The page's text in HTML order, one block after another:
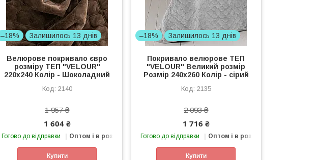
–18% Залишилось 13 днів
Велюрове покривало євро
розміру ТЕП "VELOUR"
220x240 Колір - Шоколадний
2140
1 957 ₴
1 604 ₴
Готово до відправки Оптом і в роздріб
Купити
–18% Залишилось 13 днів
Покривало велюрове ТЕП
"VELOUR" Великий розмір
Розмір 240x260 Колір - сірий
2135
2 093 ₴
1 716 ₴
Готово до відправки Оптом і в роздріб
Купити